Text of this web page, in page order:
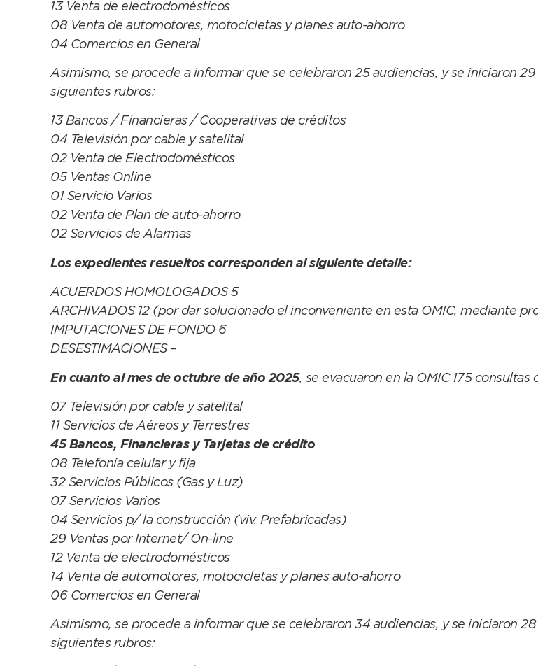
13 Venta de electrodomésticos
08 Venta de automotores, motocicletas y planes auto-ahorro
04 Comercios en General
Asimismo, se procede a informar que se celebraron 25 audiencias, y se iniciaron
siguientes rubros:
13 Bancos / Financieras / Cooperativas de créditos
04 Televisión por cable y satelital
02 Venta de Electrodomésticos
05 Ventas Online
01 Servicio Varios
02 Venta de Plan de auto-ahorro
02 Servicios de Alarmas
Los expedientes resueltos corresponden al siguiente detalle:
ACUERDOS HOMOLOGADOS 5
ARCHIVADOS 12 (por dar solucionado el inconveniente en esta OMIC, mediante
IMPUTACIONES DE FONDO 6
DESESTIMACIONES –
En cuanto al mes de octubre de año 2025, se evacuaron en la OMIC 175
07 Televisión por cable y satelital
11 Servicios de Aéreos y Terrestres
45 Bancos, Financieras y Tarjetas de crédito
08 Telefonía celular y fija
32 Servicios Públicos (Gas y Luz)
07 Servicios Varios
04 Servicios p/ la construcción (viv. Prefabricadas)
29 Ventas por Internet/ On-line
12 Venta de electrodomésticos
14 Venta de automotores, motocicletas y planes auto-ahorro
06 Comercios en General
Asimismo, se procede a informar que se celebraron 34 audiencias, y se iniciaron
siguientes rubros: